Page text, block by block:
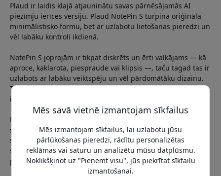
Plaud ir laidis klajā atjauninātu savas pārnēsājamās AI
piezīmju ierīces versiju. Plaud NotePin S turpina oriģināla
minimālistisko formu, bet ar uzlabotu lietošanas pieredzi un
vēl labāku kontroli ikdienā.
NotePin S joprojām ir tikpat diskrēts un ērti valkājams — kā
aproce, kaklarota, piespraude vai klipsis —, taču tagad tas ir
uzlabots ar labāku veiktspēju un vēl pārdomātāku dizainu.
Tas vienmēr ir gatavs, kad parādās sapulce, saruna vai
ideja.
Lielākais jaunums ir fiziska poga. Ar vienu pieskārienu var
sākt vai apturēt ierakstīšanu, un ar ātru klikšķi var atzīmēt
svarīgus mirkļus reāllaikā. Šie “instant highlights” palīdz AI
saprast, kas ir īpaši būtiski, un pēc tam nodrošina vēl
precīzākus kopsavilkumus un piezīmes.
Mēs savā vietnē izmantojam sīkfailus
Mēs izmantojam sīkfailus, lai uzlabotu jūsu
pārlūkošanas pieredzi, rādītu personalizētas
reklāmas vai saturu un analizētu mūsu datplūsmu.
Noklikšķinot uz "Pieņemt visu", jūs piekrītat sīkfailu
izmantošanai.